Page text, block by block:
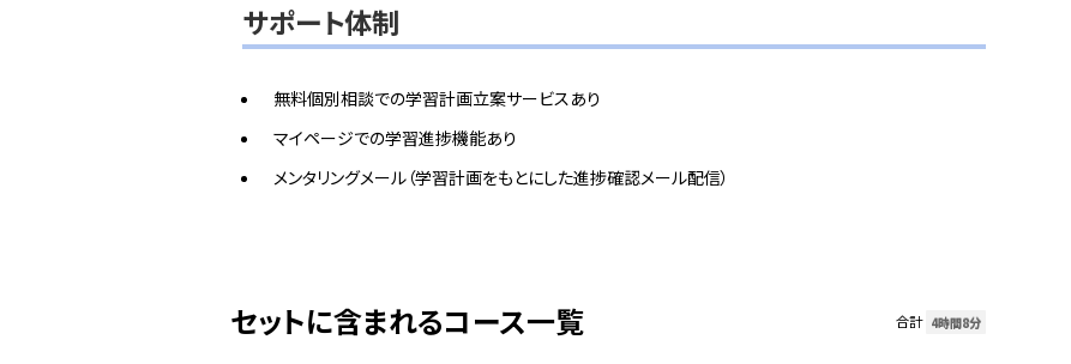
サポート体制
無料個別相談での学習計画立案サービスあり
マイページでの学習進捗機能あり
メンタリングメール（学習計画をもとにした進捗確認メール配信）
セットに含まれるコース一覧 合計 4時間8分